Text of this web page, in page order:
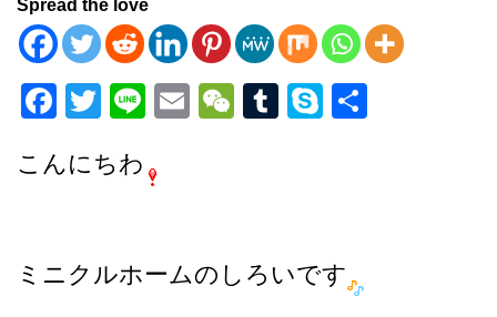
Spread the love
F
c
o
T
tt
Li
e
E
W
T
S
こんにちわ
ミニクルホームのしろいです